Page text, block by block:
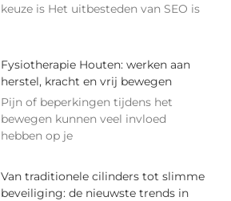
keuze is Het uitbesteden van SEO is
Fysiotherapie Houten: werken aan
herstel, kracht en vrij bewegen
Pijn of beperkingen tijdens het
bewegen kunnen veel invloed
hebben op je
Van traditionele cilinders tot slimme
beveiliging: de nieuwste trends in